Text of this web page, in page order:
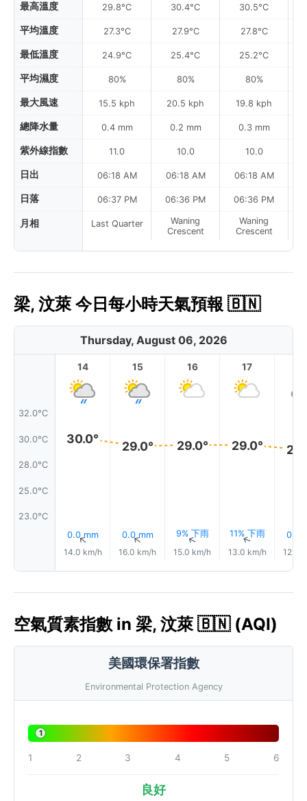
最高溫度
平均溫度
最低溫度
平均濕度
最大風速
總降水量
紫外線指數
日出
日落
月相
29.8°C
27.3°C
24.9°C
80%
15.5 kph
0.4 mm
11.0
06:18 AM
06:37 PM
Last Quarter
30.4°C
27.9°C
25.4°C
80%
20.5 kph
0.2 mm
10.0
06:18 AM
06:36 PM
Waning
Crescent
30.5°C
27.8°C
25.2°C
80%
19.8 kph
0.3 mm
10.0
06:18 AM
06:36 PM
Waning
Crescent
梁, 汶萊 今日每小時天氣預報 🇧🇳
Thursday, August 06, 2026
32.0°C
30.0°C
28.0°C
25.0°C
23.0°C
14
30.0°
0.0 mm
↑
14.0 km/h
15
29.0°
0.0 mm
↑
16.0 km/h
16
29.0°
9% 下雨
↑
15.0 km/h
17
29.0°
11% 下雨
↑
13.0 km/h
0.3
12.0
空氣質素指數 in 梁, 汶萊 🇧🇳 (AQI)
美國環保署指數
Environmental Protection Agency
1
1 2 3 4 5 6
良好